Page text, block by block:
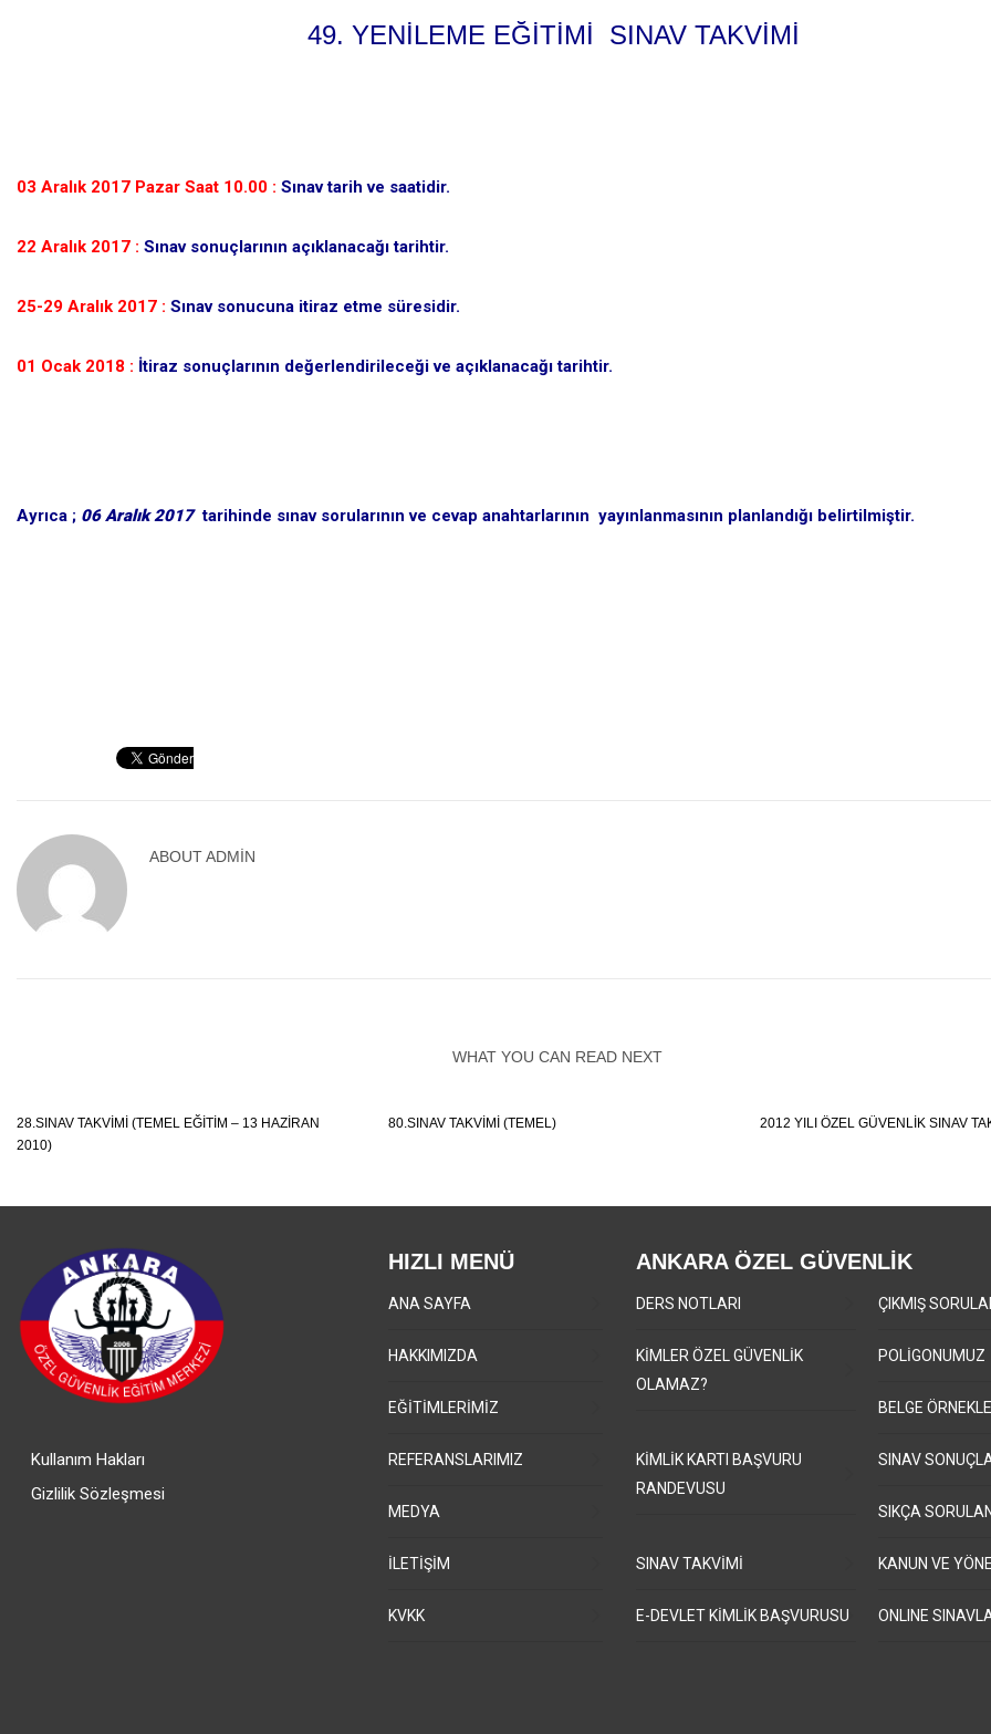
49. YENİLEME EĞİTİMİ SINAV TAKVİMİ
03 Aralık 2017 Pazar Saat 10.00 : Sınav tarih ve saatidir.
22 Aralık 2017 : Sınav sonuçlarının açıklanacağı tarihtir.
25-29 Aralık 2017 : Sınav sonucuna itiraz etme süresidir.
01 Ocak 2018 : İtiraz sonuçlarının değerlendirileceği ve açıklanacağı tarihtir.
Ayrıca ; 06 Aralık 2017 tarihinde sınav sorularının ve cevap anahtarlarının yayınlanmasının planlandığı belirtilmiştir.
ABOUTADMIN
WHAT YOU CAN READ NEXT
28.SINAV TAKVIMI (TEMEL EĞITIM – 13 HAZIRAN
2010)
80.SINAV TAKVIMI (TEMEL) 2012 YILI ÖZEL GÜVENLIK SINAV
Kullanım Hakları
Gizlilik Sözleşmesi
HIZLI MENÜ
ANA SAYFA
HAKKIMIZDA
EĞİTİMLERİMİZ
REFERANSLARIMIZ
MEDYA
İLETİŞİM
KVKK
ANKARA ÖZEL GÜVENLİK
DERS NOTLARI ÇIKMIŞ
KİMLER ÖZEL GÜVENLİK
OLAMAZ?
POLİGONUMUZ
BELGE
KİMLİK KARTI BAŞVURU
RANDEVUSU
SINAV
SIKÇA
SINAV TAKVİMİ KANUN VE
E-DEVLET KİMLİK BAŞVURUSU ONLINE